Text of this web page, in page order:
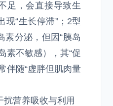
足，会直接导致生
现“生长停滞”；2型
素分泌，但因“胰岛
素不敏感），其“促
伴随“虚胖但肌肉量
扰营养吸收与利用